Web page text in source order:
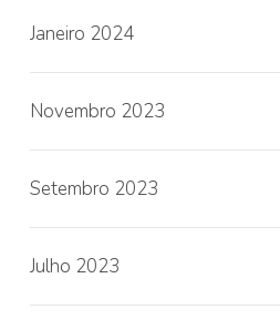
Janeiro 2024
Novembro 2023
Setembro 2023
Julho 2023